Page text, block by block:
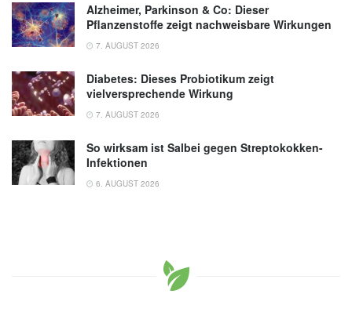
Alzheimer, Parkinson & Co: Dieser
Pflanzenstoffe zeigt nachweisbare Wirkungen
7. AUGUST 2026
Diabetes: Dieses Probiotikum zeigt
vielversprechende Wirkung
7. AUGUST 2026
So wirksam ist Salbei gegen Streptokokken-
Infektionen
6. AUGUST 2026